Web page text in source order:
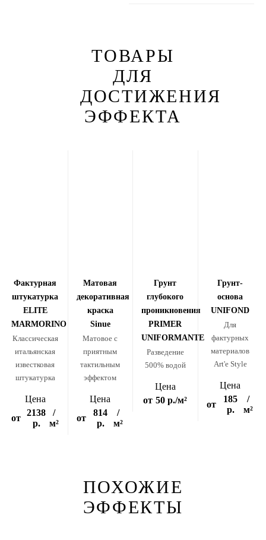
ТОВАРЫ
ДЛЯ
ДОСТИЖЕНИЯ
ЭФФЕКТА
Фактурная
штукатурка
ELITE
MARMORINO
Классическая
итальянская
известковая
штукатурка
Цена
от
2138
р.
/
м²
Матовая
декоративная
краска
Sinue
Матовое с
приятным
тактильным
эффектом
Цена
от
814
р.
/
м²
Грунт
глубокого
проникновения
PRIMER
UNIFORMANTE
Разведение
500% водой
Цена
от 50 р./м²
Грунт-
основа
UNIFOND
Для
фактурных
материалов
Art'e Style
Цена
от
185
р.
/
м²
ПОХОЖИЕ
ЭФФЕКТЫ